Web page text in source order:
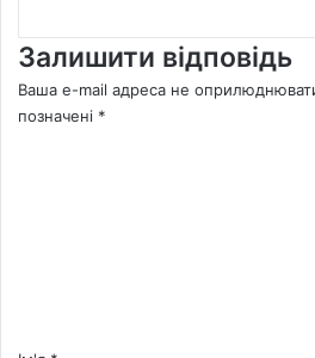
Залишити відповідь
Ваша e-mail адреса не
позначені *
*